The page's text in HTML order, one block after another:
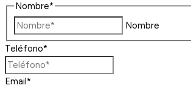
Nombre*
Nombre
Teléfono*
Email *